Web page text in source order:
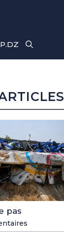
pas